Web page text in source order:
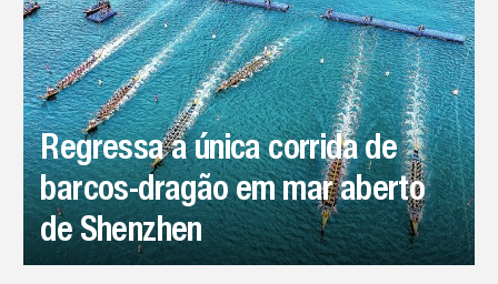
Regressa a única corrida de
barcos-dragão em mar aberto
de Shenzhen